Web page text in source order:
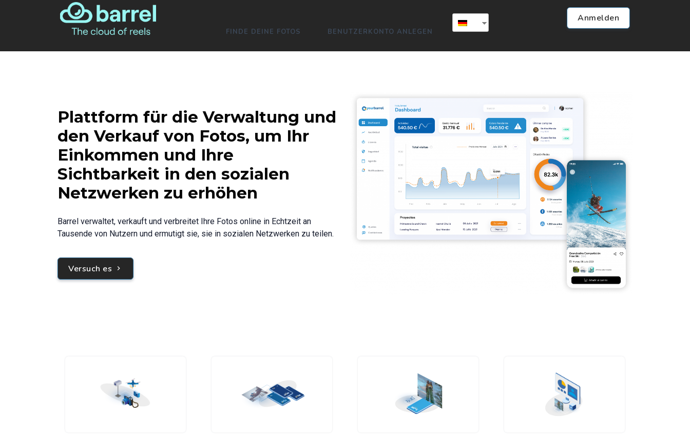
Anmelden
FINDE DEINE FOTOS BENUTZERKONTO ANLEGEN
Plattform für die Verwaltung und
den Verkauf von Fotos, um Ihr
Einkommen und Ihre
Sichtbarkeit in den sozialen
Netzwerken zu erhöhen
Barrel verwaltet, verkauft und verbreitet Ihre Fotos online in Echtzeit an
Tausende von Nutzern und ermutigt sie, sie in sozialen Netzwerken zu teilen.
Versuch es